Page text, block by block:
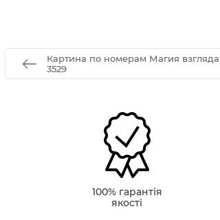
Картина по номерам Магия
3529
100% гарантія
якості